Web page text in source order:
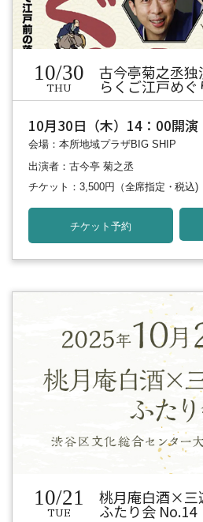
10/30
THU
古今亭菊之丞独
らくご江戸めぐ
10月30日（木）14：00開演
会場：本所地域プラザBIG SHIP
出演者：古今亭 菊之丞
チケット：3,500円 （全席指定・税込)
チケット予約
10/21
TUE
桃月庵白酒×三
ふたり会 No.14